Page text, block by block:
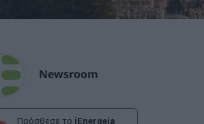
Newsroom
Πρόσθεσε το iEnergeia